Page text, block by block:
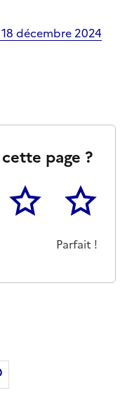
décembre 2024
page ?
4 5
Parfait !
sur Instagram